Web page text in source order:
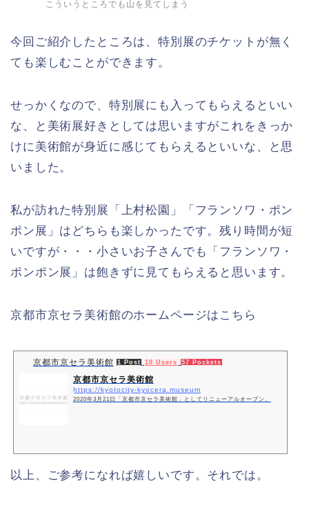
こういうところでも山を見てしまう
今回ご紹介したところは、特別展のチケットが無く
ても楽しむことができます。
せっかくなので、特別展にも入ってもらえるといい
な、と美術展好きとしては思いますがこれをきっか
けに美術館が身近に感じてもらえるといいな、と思
いました。
私が訪れた特別展「上村松園」「フランソワ・ポン
ポン展」はどちらも楽しかったです。残り時間が短
いですが・・・小さいお子さんでも「フランソワ・
ポンポン展」は飽きずに見てもらえると思います。
京都市京セラ美術館のホームページはこちら
京都市京セラ美術館 1 Post 10 Users 57 Pockets
京都市京セラ美術館
https://kyotocity-kyocera.museum
2020年3月21日「京都市京セラ美術館」としてリニューアルオープン。
以上、ご参考になれば嬉しいです。それでは。